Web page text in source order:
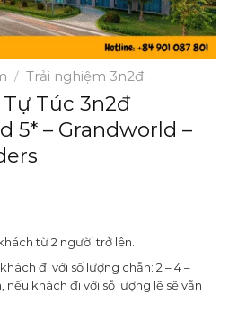
/ Trải nghiệm 3n2đ
Túc 3n2đ
5* – Grandworld –
từ 2 người trở lên.
đi với số lượng chẵn: 2 – 4 –
khách đi với sỗ lượng lẽ sẽ vẫn